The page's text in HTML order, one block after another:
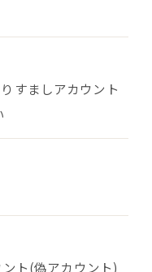
すましアカウント
ト(偽アカウント)